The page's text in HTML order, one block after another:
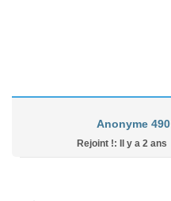
Anonyme 490
Rejoint !: Il y a 2 ans